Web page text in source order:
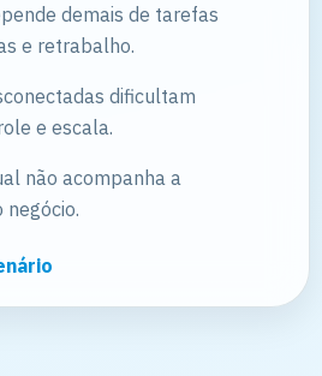
demais de tarefas
e retrabalho.
dificultam
e escala.
não acompanha a